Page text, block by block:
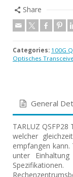
Share
Categories: 100G
Optisches
General
TARLUZ
welcher
empfangen kann.
unter